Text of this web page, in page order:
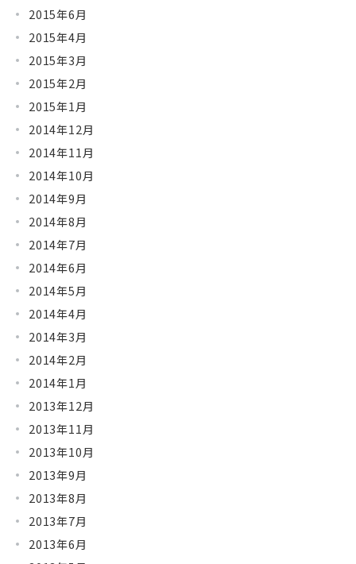
2015年6月
2015年4月
2015年3月
2015年2月
2015年1月
2014年12月
2014年11月
2014年10月
2014年9月
2014年8月
2014年7月
2014年6月
2014年5月
2014年4月
2014年3月
2014年2月
2014年1月
2013年12月
2013年11月
2013年10月
2013年9月
2013年8月
2013年7月
2013年6月